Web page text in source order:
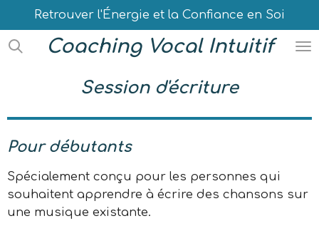
Passer
au
contenuCoaching Vocal Intuitif
Retrouver l'Énergie et la Confiance en Soi
Session d'écriture
Pour débutants
Spécialement conçu pour les personnes qui
souhaitent apprendre à écrire des chansons sur
une musique existante.